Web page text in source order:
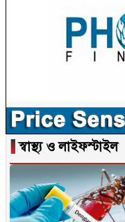
▐স্বাস্থ্য ও লাইফস্টাইল